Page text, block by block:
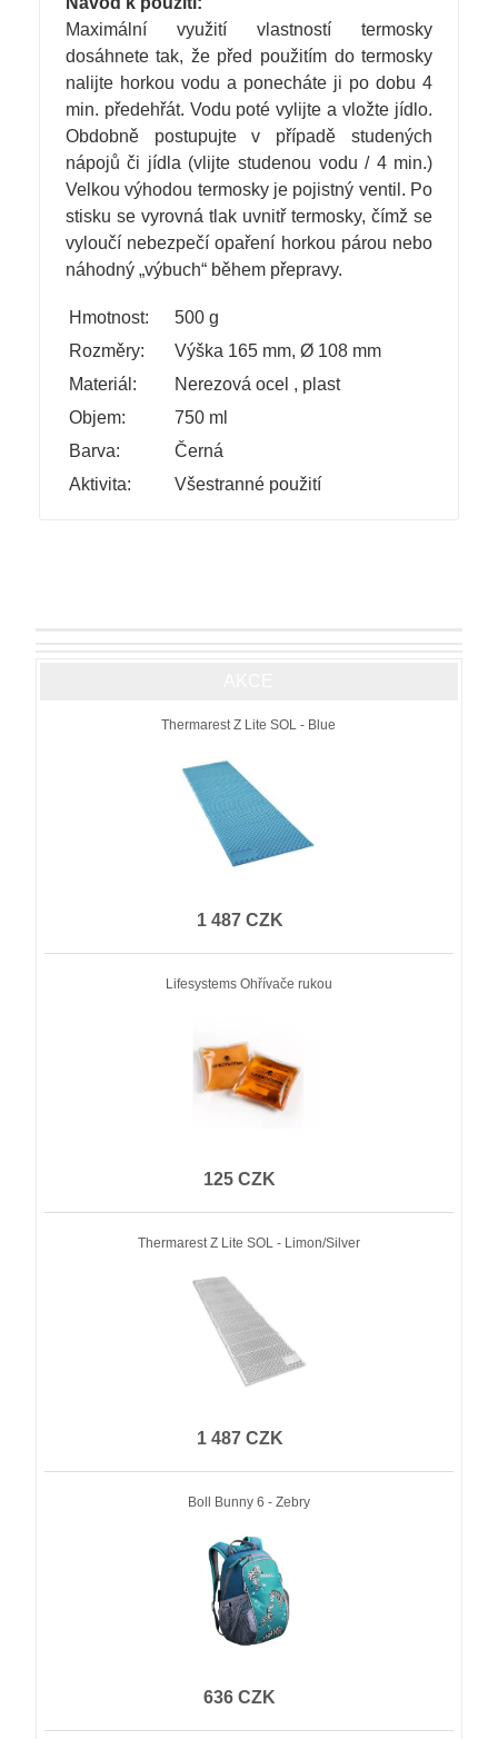
Maximální využití vlastností termosky
dosáhnete tak, že před použitím do termosky
nalijte horkou vodu a ponecháte ji po dobu 4
min. předehřát. Vodu poté vylijte a vložte jídlo.
Obdobně postupujte v případě studených
nápojů či jídla (vlijte studenou vodu / 4 min.)
Velkou výhodou termosky je pojistný ventil. Po
stisku se vyrovná tlak uvnitř termosky, čímž se
vyloučí nebezpečí opaření horkou párou nebo
náhodný „výbuch“ během přepravy.
Hmotnost:
500 g
Rozměry:
Výška 165 mm, Ø 108 mm
Materiál:
Nerezová ocel , plast
Objem:
750 ml
Barva:
Černá
Aktivita:
Všestranné použití
Thermarest Z Lite SOL - Blue
1 487 CZK
Lifesystems Ohřívače rukou
125 CZK
Thermarest Z Lite SOL - Limon/Silver
1 487 CZK
Boll Bunny 6 - Zebry
636 CZK